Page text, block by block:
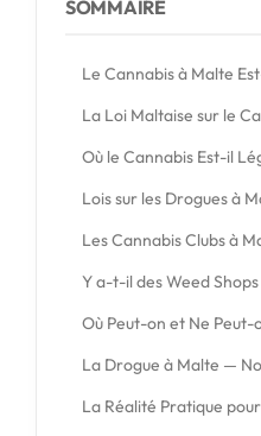
SOMMAIRE
Le Cannabis à Malte
La Loi Maltaise sur le
Où le Cannabis Est-il
Lois sur les Drogues à
Les Cannabis Clubs à
Y a-t-il des Weed
Où Peut-on et Ne Peut-
La Drogue à Malte —
La Réalité Pratique